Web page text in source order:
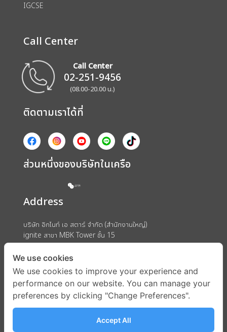
IGCSE
Call Center
Call Center
02-251-9456
(08.00-20.00 น.)
ติดตามเราได้ที่
ส่วนหนึ่งของบริษัทในเครือ
Address
บริษัท อิกไนท์ เอ สตาร์ จำกัด (สำนักงานใหญ่)
ignite สาขา MBK Tower ชั้น 15
ถนนพญาไท แขวงวังใหม่ เขตปทุมวัน กรุงเทพมหานคร 10330
We use cookies
We use cookies to improve your experience and
performance on our website. You can manage your
preferences by clicking "Change Preferences".
Accept All